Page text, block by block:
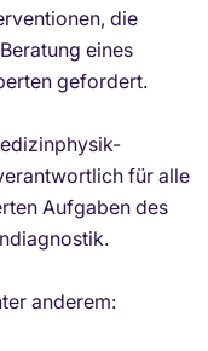
die
eines
gefordert.
für alle
Aufgaben des
anderem: